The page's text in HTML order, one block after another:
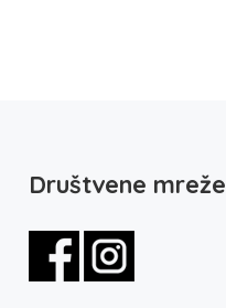
Društvene mreže